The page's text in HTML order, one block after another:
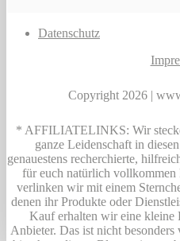
Datenschutz
Copyright 2026 |
* AFFILIATELINKS: Wir
ganze Leidenschaft in
genauestens recherchierte,
für euch natürlich vollkommen
verlinken wir mit einem
denen ihr Produkte oder
Kauf erhalten wir eine kleine
Anbieter. Das ist nicht